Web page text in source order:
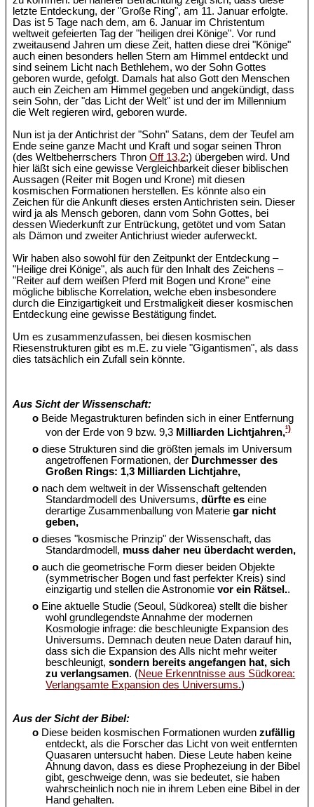
letzte Entdeckung, der "Große Ring", am 11. Januar erfolgte.
Das ist 5 Tage nach dem, am 6. Januar im Christentum
weltweit gefeierten Tag der "heiligen drei Könige". Vor rund
zweitausend Jahren um diese Zeit, hatten diese drei "Könige"
auch einen besonders hellen Stern am Himmel entdeckt und
sind seinem Licht nach Bethlehem, wo der Sohn Gottes
geboren wurde, gefolgt. Damals hat also Gott den Menschen
auch ein Zeichen am Himmel gegeben und angekündigt, dass
sein Sohn, der "das Licht der Welt" ist und der im Millennium
die Welt regieren wird, geboren wurde.
Nun ist ja der Antichrist der "Sohn" Satans, dem der Teufel am
Ende seine ganze Macht und Kraft und sogar seinen Thron
(des Weltbeherrschers ThronOff 13,2;) übergeben wird. Und
hier läßt sich eine gewisse Vergleichbarkeit dieser biblischen
Aussagen (Reiter mit Bogen und Krone) mit diesen
kosmischen Formationen herstellen. Es könnte also ein
Zeichen für die Ankunft dieses ersten Antichristen sein. Dieser
wird ja als Mensch geboren, dann vom Sohn Gottes, bei
dessen Wiederkunft zur Entrückung, getötet und vom Satan
als Dämon und zweiter Antichriust wieder auferweckt.
Wir haben also sowohl für den Zeitpunkt der Entdeckung –
"Heilige drei Könige", als auch für den Inhalt des Zeichens –
"Reiter auf dem weißen Pferd mit Bogen und Krone" eine
mögliche biblische Korrelation, welche eben insbesondere
durch die Einzigartigkeit und Erstmaligkeit dieser kosmischen
Entdeckung eine gewisse Bestätigung findet.
Um es zusammenzufassen, bei diesen kosmischen
Riesenstrukturen gibt es m.E. zu viele "Gigantismen", als dass
dies tatsächlich ein Zufall sein könnte.
Aus Sicht der Wissenschaft:
o Beide Megastrukturen befinden sich in einer Entfernung
von der Erde von 9 bzw. 9,3 Milliarden Lichtjahren,¹)
o diese Strukturen sind die größten jemals im Universum
angetroffenen Formationen, der Durchmesser des
Großen Rings: 1,3 Milliarden Lichtjahre,
o nach dem weltweit in der Wissenschaft geltenden
Standardmodell des Universums,dürfte eseine
derartige Zusammenballung von Materiegar nicht
geben,
o dieses "kosmische Prinzip" der Wissenschaft, das
Standardmodell, muss daher neu überdacht werden,
o auch die geometrische Form dieser beiden Objekte
(symmetrischer Bogen und fast perfekter Kreis) sind
einzigartig und stellen die Astronomievor ein Rätsel..
o Eine aktuelle Studie (Seoul, Südkorea) stellt die bisher
wohl grundlegendste Annahme der modernen
Kosmologie infrage: die beschleunigte Expansion des
Universums. Demnach deuten neue Daten darauf hin,
dass sich die Expansion des Alls nicht mehr weiter
beschleunigt,sondern bereits angefangen hat, sich
zu verlangsamen. (Neue Erkenntnisse aus Südkorea:
Verlangsamte Expansion des Universums.)
Aus der Sicht der Bibel:
o Diese beiden kosmischen Formationen wurdenzufällig
entdeckt, als die Forscher das Licht von weit entfernten
Quasaren untersucht haben. Diese Leute haben keine
Ahnung davon, dass es diese Prophezeiung in der Bibel
gibt, geschweige denn, was sie bedeutet, sie haben
wahrscheinlich noch nie in ihrem Leben eine Bibel in der
Hand gehalten.